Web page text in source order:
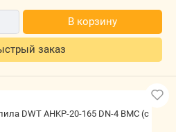
В корзину
заказ
DN-4 BMC (с 2-мя АКБ,